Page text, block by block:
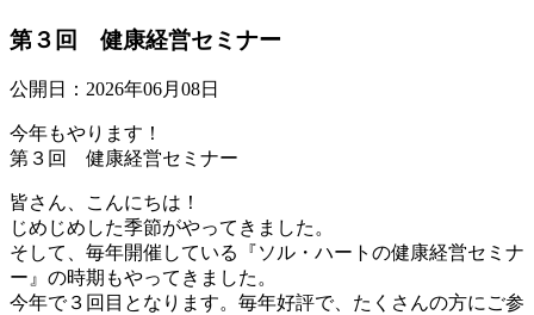
第３回 健康経営セミナー
公開日：2026年06月08日
今年もやります！
第３回 健康経営セミナー
皆さん、こんにちは！
じめじめした季節がやってきました。
そして、毎年開催している『ソル・ハートの健康経営セミナ
ー』の時期もやってきました。
今年で３回目となります。毎年好評で、たくさんの方にご参